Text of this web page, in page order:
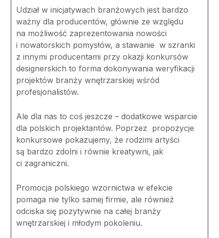
Udział w inicjatywach branżowych jest bardzo
ważny dla producentów, głównie ze względu
na możliwość zaprezentowania nowości
i nowatorskich pomysłów, a stawanie w szranki
z innymi producentami przy okazji konkursów
designerskich to forma dokonywania weryfikacji
projektów branży wnętrzarskiej wśród
profesjonalistów.
Ale dla nas to coś jeszcze – dodatkowe wsparcie
dla polskich projektantów. Poprzez propozycje
konkursowe pokazujemy, że rodzimi artyści
są bardzo zdolni i równie kreatywni, jak
ci zagraniczni.
Promocja polskiego wzornictwa w efekcie
pomaga nie tylko samej firmie, ale również
odciska się pozytywnie na całej branży
wnętrzarskiej i młodym pokoleniu.